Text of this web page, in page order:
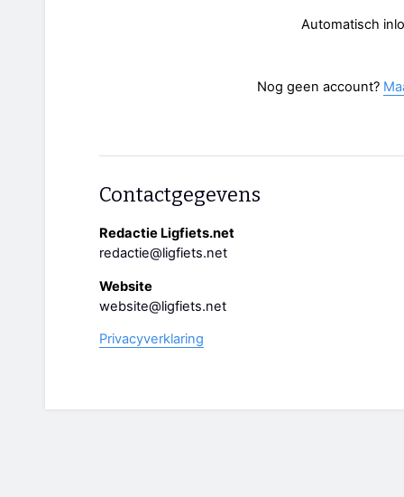
Automatisch
Nog geen account?
Contactgegevens
Redactie Ligfiets.net
redactie@ligfiets.net
Website
website@ligfiets.net
Privacyverklaring